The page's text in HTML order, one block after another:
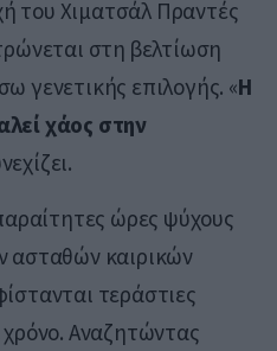
του Χιματσάλ Πραντές
στη βελτίωση
γενετικής επιλογής. «Η
χάος στην
ώρες ψύχους
ασταθών καιρικών
τεράστιες
χρόνο. Αναζητώντας